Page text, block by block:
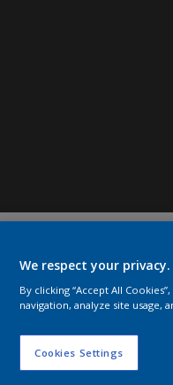
47resultaten voor jou
We respect your privacy.
By clicking “Accept All
navigation, analyze site usage,
Cookies Settings